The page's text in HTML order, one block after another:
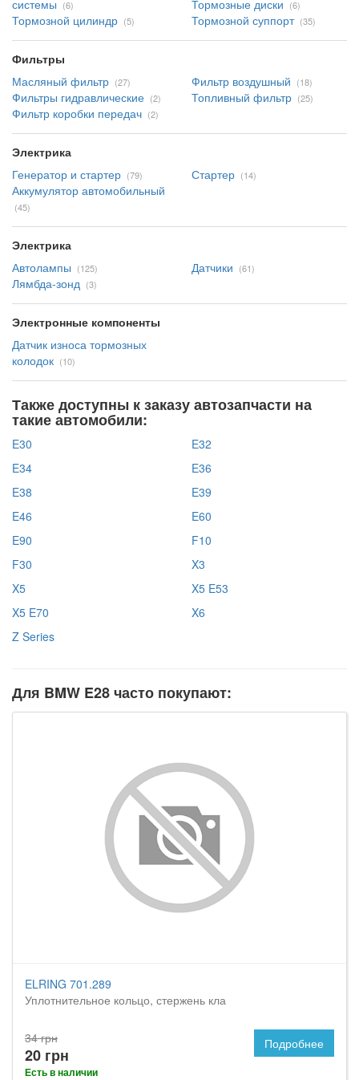
системы (6) Тормозные диски (6)
Тормозной цилиндр (5) Тормозной суппорт (35)
Фильтры
Масляный фильтр (27) Фильтр воздушный (18)
Фильтры гидравлические (2) Топливный фильтр (25)
Фильтр коробки передач (2)
Электрика
Генератор и стартер (79) Стартер (14)
Аккумулятор автомобильный
(45)
Электрика
Автолампы (125) Датчики (61)
Лямбда-зонд (3)
Электронные компоненты
Датчик износа тормозных
колодок (10)
Также доступны к заказу автозапчасти на
такие автомобили:
E30
E32
E34
E36
E38
E39
E46
E60
E90
F10
F30
X3
X5
X5 E53
X5 E70
X6
Z Series
Для BMW E28 часто покупают:
ELRING 701.289
Уплотнительное кольцо, стержень кла
34 грн
20 грн
Есть в наличии
Подробнее